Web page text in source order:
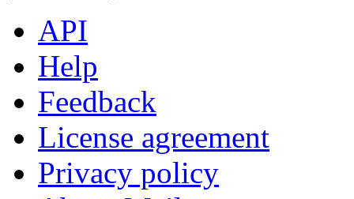
API
Help
Feedback
License agreement
Privacy policy